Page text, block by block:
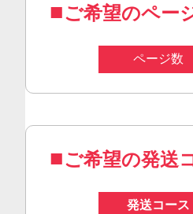
ご希望のペー
ページ数
ご希望の発送
発送コース